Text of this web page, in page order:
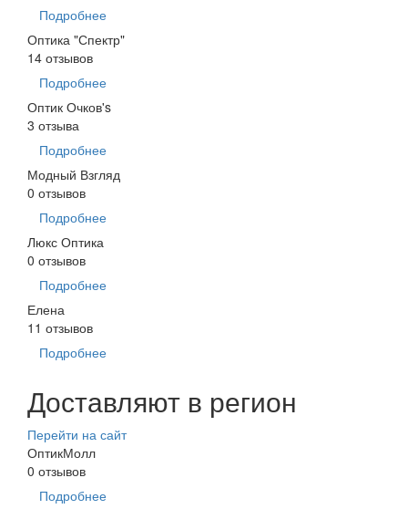
Подробнее
Оптика "Спектр"
14 отзывов
Подробнее
Оптик Очков's
3 отзыва
Подробнее
Модный Взгляд
0 отзывов
Подробнее
Люкс Оптика
0 отзывов
Подробнее
Елена
11 отзывов
Подробнее
Доставляют в регион
Перейти на сайт
ОптикМолл
0 отзывов
Подробнее